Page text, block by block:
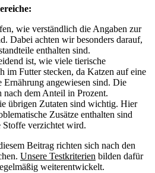
wie verständlich die Angaben zur
Dabei achten wir besonders darauf,
enthalten sind.
ist, wie viele tierische
im Futter stecken, da Katzen auf eine
Ernährung angewiesen sind. Die
dem Anteil in Prozent.
übrigen Zutaten sind wichtig. Hier
Zusätze enthalten sind
Stoffe verzichtet wird.
Beitrag richten sich nach den
Unsere Testkriterien bilden dafür
weiterentwickelt.